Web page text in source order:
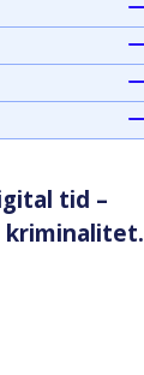
tid –
kriminalitet.